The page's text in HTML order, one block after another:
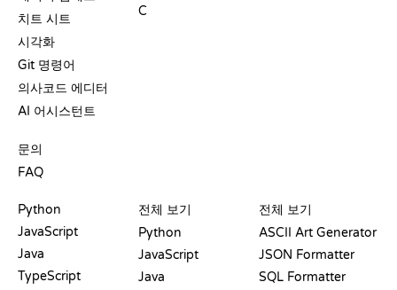
치트 시트
시각화
Git 명령어
의사코드 에디터
AI 어시스턴트
문의
FAQ
C
Python
JavaScript
Java
TypeScript
전체 보기
Python
JavaScript
Java
전체 보기
ASCII Art Generator
JSON Formatter
SQL Formatter